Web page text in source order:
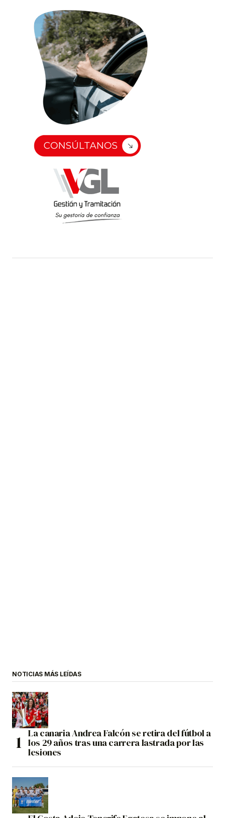
NOTICIAS MÁS LEÍDAS
La canaria Andrea Falcón se retira del fútbol a
los 29 años tras una carrera lastrada por las
lesiones